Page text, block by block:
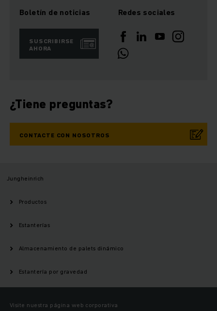
Boletín de noticias
SUSCRIBIRSE
AHORA
Redes sociales
¿Tiene preguntas?
CONTACTE CON NOSOTROS
Jungheinrich
Productos
Estanterías
Almacenamiento de palets dinámico
Estantería por gravedad
Visite nuestra página web corporativa